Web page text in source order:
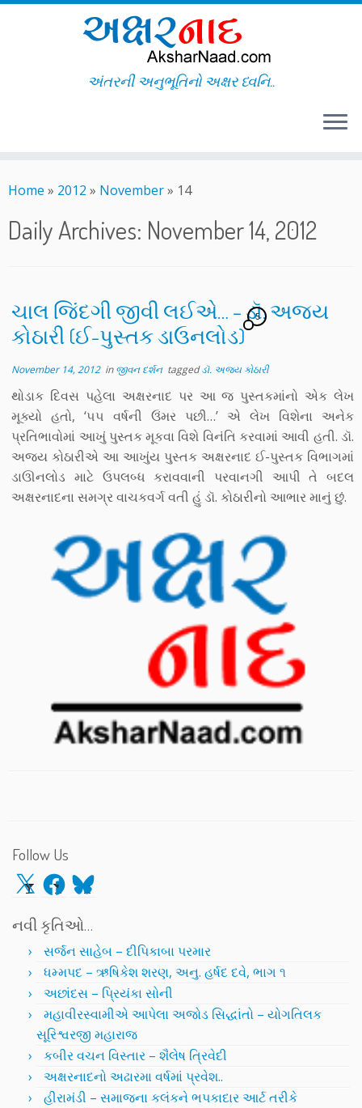
to
અંતરની અનુભૂતિનો અક્ષર ધ્વનિ..
Home » 2012 » November» 14
Daily Archives: November 14, 2012
ચાલ જિંદગી જીવી લઈએ… – ડૉ. અજય
કોઠારી (ઈ-પુસ્તક ડાઉનલોડ)
5
November 14, 2012inજીવન દર્શન taggedડૉ. અજય કોઠારી
થોડાક દિવસ પહેલા અક્ષરનાદ પર આ જ પુસ્તકમાંનો એક લેખ
મૂક્યો હતો, ‘૫૫ વર્ષની ઉંમર પછી…’ એ લેખ વિશેના અનેક
પ્રતિભાવોમાં આખું પુસ્તક મૂકવા વિશે વિનંતિ કરવામાં આવી હતી. ડૉ.
અજય કોઠારીએ આ આખુંય પુસ્તક અક્ષરનાદ ઈ-પુસ્તક વિભાગમાં
ડાઊનલોડ માટે ઉપલબ્ધ કરાવવાની પરવાનગી આપી તે બદલ
અક્ષરનાદના સમગ્ર વાચકવર્ગ વતી હું ડૉ. કોઠારીનો આભાર માનું છું.
Follow Us
X Facebook
Bluesky
નવી કૃતિઓ…
સર્જન સાહેબ – દીપિકાબા પરમાર
ધમ્મપદ – ઋષિકેશ શરણ, અનુ. હર્ષદ દવે, ભાગ ૧
અછાંદસ – પ્રિયંકા સોની
મહાવીરસ્વામીએ આપેલા અજોડ સિદ્ધાંતો – યોગતિલક
સૂરિશ્વરજી મહારાજ
કબીર વચન વિસ્તાર – શૈલેષ ત્રિવેદી
અક્ષરનાદનો અઢારમા વર્ષમાં પ્રવેશ..
હીરામંડી – સમાજના કલંકને ભપકાદાર આર્ટ તરીકે